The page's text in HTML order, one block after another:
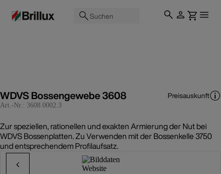
Suchen
WDVS Bossengewebe 3608
Art.-Nr.: 3608.0002.3
Preisauskunft
Zur speziellen, rationellen und exakten Armierung der Nut bei
WDVS Bossenplatten. Zu Verwenden mit der Bossenkelle 3750
und entsprechendem Profilaufsatz.